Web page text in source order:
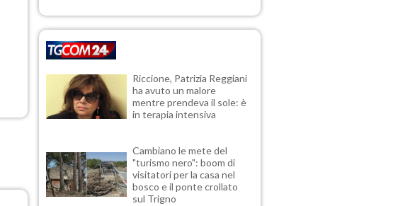
Riccione, Patrizia Reggiani
ha avuto un malore
mentre prendeva il sole: è
in terapia intensiva
Cambiano le mete del
"turismo nero": boom di
visitatori per la casa nel
bosco e il ponte crollato
sul Trigno